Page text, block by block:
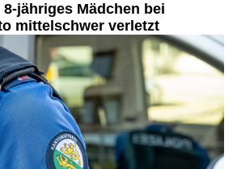
jähriges Mädchen bei
mittelschwer verletzt